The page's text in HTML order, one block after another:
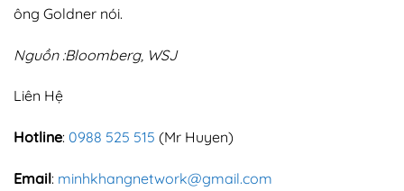
ông Goldner nói.
Nguồn :Bloomberg, WSJ
Liên Hệ
Hotline: 0988 525 515 (Mr Huyen)
Email: minhkhangnetwork@gmail.com